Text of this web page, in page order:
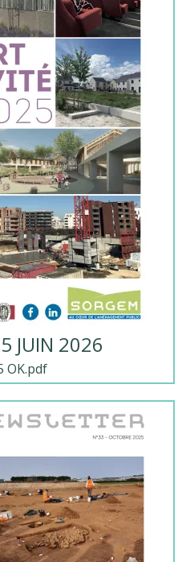
JUIN 2026
OK.pdf